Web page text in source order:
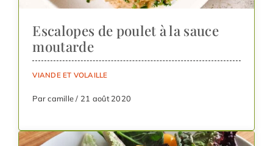
Escalopes de poulet à la sauce
moutarde
VIANDE ET VOLAILLE
Par camille / 21 août 2020